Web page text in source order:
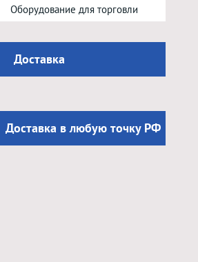
Оборудование для торговли
Доставка
Доставка в любую точку РФ